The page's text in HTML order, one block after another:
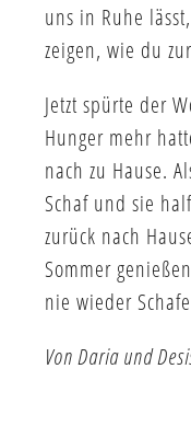
uns in Ruhe
zeigen, wie du
Jetzt spürte der
Hunger mehr
nach zu Hause.
Schaf und sie
zurück nach
Sommer
nie wieder
Von Daria und